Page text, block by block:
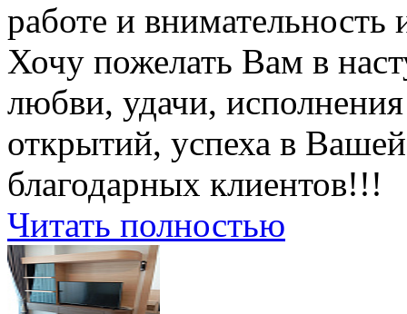
работе и
Хочу пожелать Вам в
любви, удачи,
открытий, успеха в
благодарных клиентов!!!
Читать полностью